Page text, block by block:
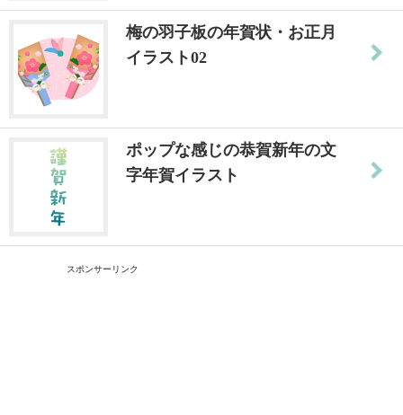
梅の羽子板の年賀状・お正月
イラスト02
ポップな感じの恭賀新年の文
字年賀イラスト
スポンサーリンク